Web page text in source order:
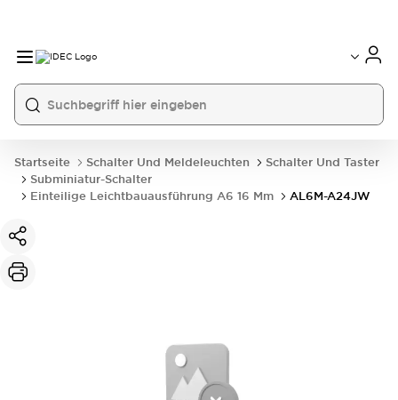
Startseite Schalter Und Meldeleuchten
Schalter Und Taster
Subminiatur-Schalter
Einteilige Leichtbauausführung A6 16 Mm
AL6M-A24JW